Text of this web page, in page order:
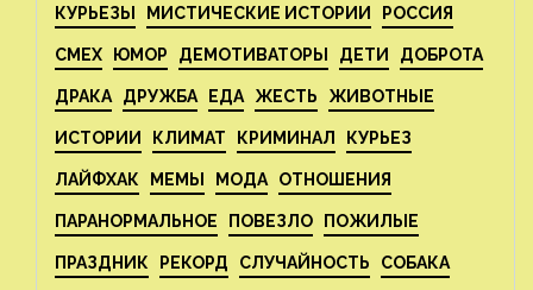
КУРЬЕЗЫ МИСТИЧЕСКИЕ ИСТОРИИ РОССИЯ
СМЕХ ЮМОР ДЕМОТИВАТОРЫ ДЕТИ ДОБРОТА
ДРАКА ДРУЖБА ЕДА ЖЕСТЬ ЖИВОТНЫЕ
ИСТОРИИ КЛИМАТ КРИМИНАЛ КУРЬЕЗ
ЛАЙФХАК МЕМЫ МОДА ОТНОШЕНИЯ
ПАРАНОРМАЛЬНОЕ ПОВЕЗЛО ПОЖИЛЫЕ
ПРАЗДНИК РЕКОРД СЛУЧАЙНОСТЬ СОБАКА